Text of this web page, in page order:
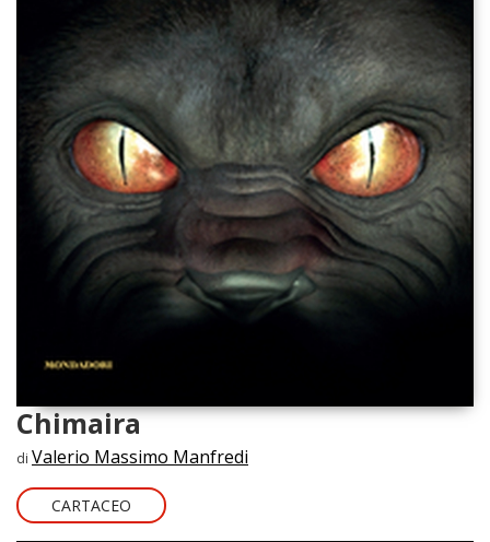
Chimaira
di Valerio Massimo Manfredi
CARTACEO